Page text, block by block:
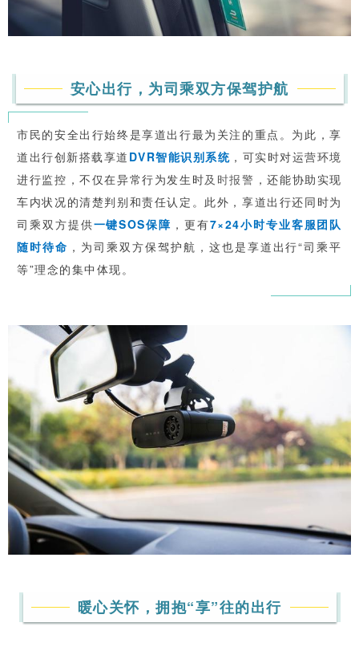
安心出行，为司乘双方保驾护航
市民的安全出行始终是享道出行最为关注的重点。为此，享
道出行创新搭载享道 DVR智能识别系统 ，可实时对运营环境
进行监控，不仅在异常行为发生时及时报警 ，还能协助实现
车内状况的清楚判别和责任认定。此外，享道出行还同时为
司乘双方提供一键SOS保障 ，更有7×24小时专业客服团队
随时待命 ，为司乘双方保驾护航，这也是享道出行“司乘平
等”理念的集中体现。
暖心关怀，拥抱“享”往的出行